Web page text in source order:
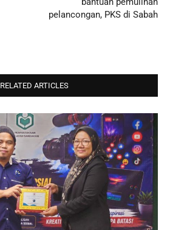
pelancongan, PKS di Sabah
RELATED ARTICLES